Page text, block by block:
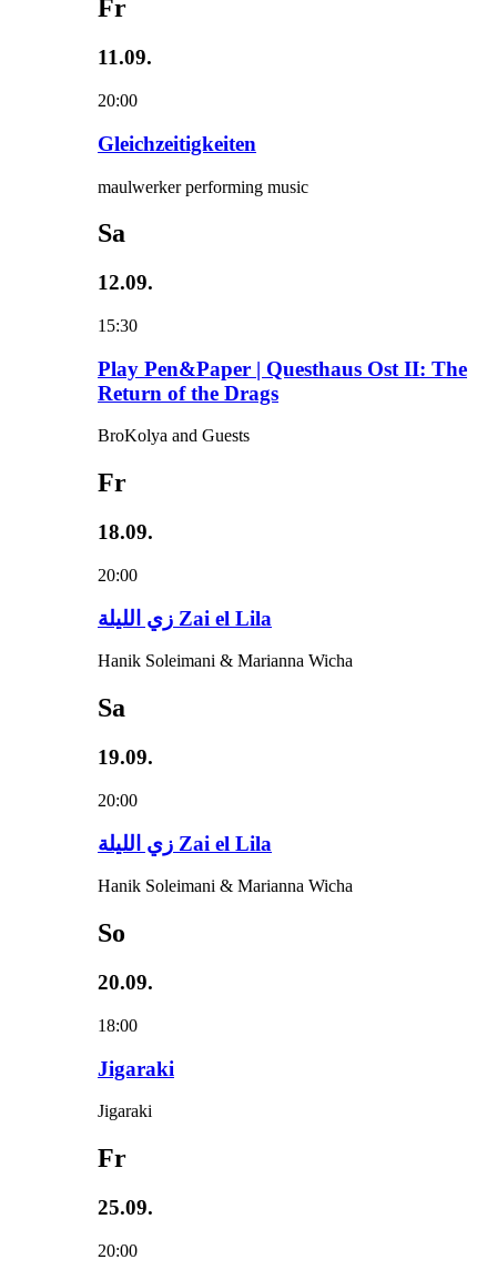
Fr
11.09.
20:00
Gleichzeitigkeiten
maulwerker performing music
Sa
12.09.
15:30
Play Pen&Paper | Questhaus Ost II: The
Return of the Drags
BroKolya and Guests
Fr
18.09.
20:00
زي‌ اللیلة Zai el Lila
Hanik Soleimani & Marianna Wicha
Sa
19.09.
20:00
زي‌ اللیلة Zai el Lila
Hanik Soleimani & Marianna Wicha
So
20.09.
18:00
Jigaraki
Jigaraki
Fr
25.09.
20:00